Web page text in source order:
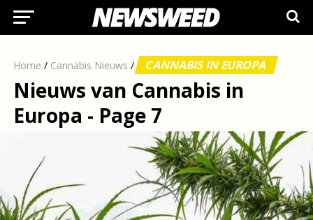
Home / Cannabis Nieuws / CANNABIS IN EUROPA
Nieuws van Cannabis in
Europa - Page 7